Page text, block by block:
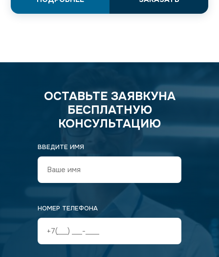
ОСТАВЬТЕ ЗАЯВКУНА
БЕСПЛАТНУЮ
КОНСУЛЬТАЦИЮ
ВВЕДИТЕ ИМЯ
НОМЕР ТЕЛЕФОНА